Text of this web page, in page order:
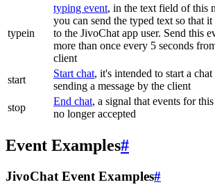
typein
typing event, in the text field of this
you can send the typed text so that
to the JivoChat app user. Send this
more than once every 5 seconds
client
start
Start chat, it's intended to start a
sending a message by the client
stop
End chat, a signal that events for
no longer accepted
Event Examples#
JivoChat Event Examples#